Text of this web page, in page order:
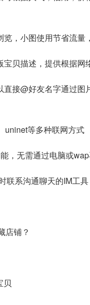
，小图使用节省流量
贝描述，提供根据网
接@好友名字通过
uninet等多种联网方式
，无需通过电脑或
联系沟通聊天的IM工具
店铺？
贝